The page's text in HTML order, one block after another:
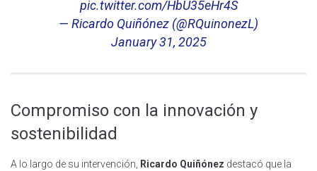
pic.twitter.com/HbU35eHr4S
— Ricardo Quiñónez (@RQuinonezL)
January 31, 2025
Compromiso con la innovación y
sostenibilidad
A lo largo de su intervención, Ricardo Quiñónez destacó que la